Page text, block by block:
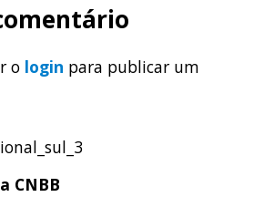
o login para publicar um
CNBB